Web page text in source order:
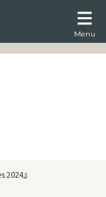
Menu
2024』